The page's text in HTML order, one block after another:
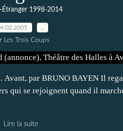
Étranger 1998-2014
Les Trois Coups
Avant, par BRUNO BAYEN Il
qui se rejoignent quand il
Lire la suite